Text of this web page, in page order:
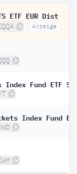
ETF EUR Dist
Anzeige
Fund ETF